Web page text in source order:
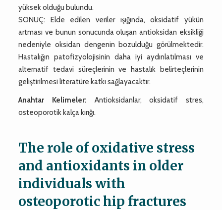
yüksek olduğu bulundu.
SONUÇ: Elde edilen veriler ışığında, oksidatif yükün
artması ve bunun sonucunda oluşan antioksidan eksikliği
nedeniyle oksidan dengenin bozulduğu görülmektedir.
Hastalığın patofizyolojisinin daha iyi aydınlatılması ve
alternatif tedavi süreçlerinin ve hastalık belirteçlerinin
geliştirilmesi literatüre katkı sağlayacaktır.
Anahtar Kelimeler: Antioksidanlar, oksidatif stres,
osteoporotik kalça kırığı.
The role of oxidative stress
and antioxidants in older
individuals with
osteoporotic hip fractures